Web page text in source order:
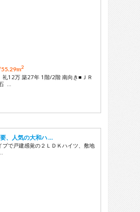
55.29m2
12万 築27年 1階/2階 南向き■ＪＲ
…
、人気の大和ハ …
プで戸建感覚の２ＬＤＫハイツ、敷地